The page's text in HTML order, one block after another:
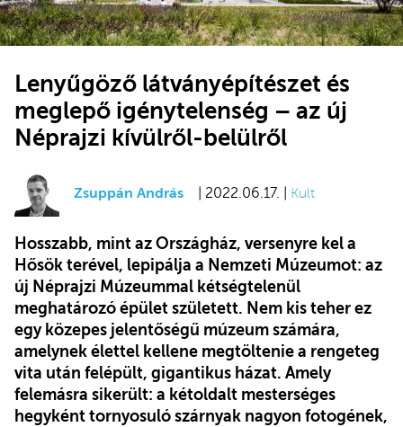
Lenyűgöző látványépítészet és
meglepő igénytelenség – az új
Néprajzi kívülről-belülről
Zsuppán András | 2022.06.17. | Kult
Hosszabb, mint az Országház, versenyre kel a
Hősök terével, lepipálja a Nemzeti Múzeumot: az
új Néprajzi Múzeummal kétségtelenül
meghatározó épület született. Nem kis teher ez
egy közepes jelentőségű múzeum számára,
amelynek élettel kellene megtöltenie a rengeteg
vita után felépült, gigantikus házat. Amely
felemásra sikerült: a kétoldalt mesterséges
hegyként tornyosuló szárnyak nagyon fotogének,